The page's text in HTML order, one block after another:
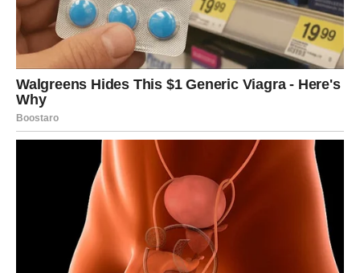
ponekad može odvesti do pogrešnih odluka, no uvijek slijedite
ono što osjećate u srcu. Ljudi vas obožavaju zbog vaše
energije, ali također vas mogu i izbjegavati zbog vaše
direktnosti. U ljubavi volite snažno i predano, a kada želite
nešto postići, idete do kraja.